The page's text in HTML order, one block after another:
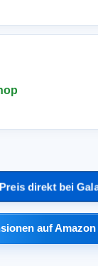
direkt bei
auf Amazon